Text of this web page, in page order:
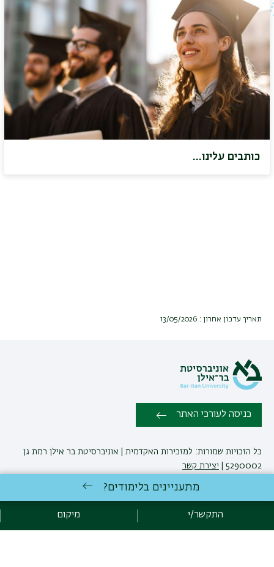
כותבים עלינו...
תאריך עדכון אחרון : 13/05/2026
כניסה לעורכי האתר
כל הזכויות שמורות: למזכירות האקדמית | אוניברסיטת בר אילן רמת גן
5290002 |
יצירת קשר
פיתוח:אגף תקשוב, אוניברסיטת בר-אילן
הצהרת נגישות
מדיניות פרטיות
אקדימה בר-אילן
מתעניינים בלימודים?
התקשר/י מיקום